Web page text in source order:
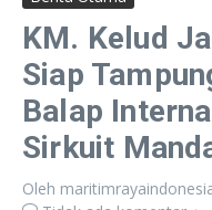
KM. Kelud
Siap
Balap
Sirkuit
Oleh